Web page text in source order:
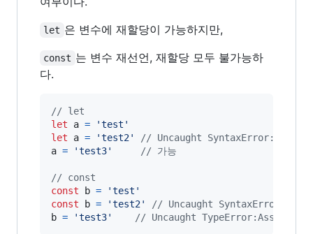
let 은 변수에 재할당이 가능하지만,
const 는 변수 재선언, 재할당 모두 불가능하
다.
// let
let
a =
'test'
let
a = 'test2'
// Uncaught SyntaxError:
a = 'test3' // 가능
// const
const
b =
'test'
const
b = 'test2'
// Uncaught SyntaxError:
b = 'test3' // Uncaught